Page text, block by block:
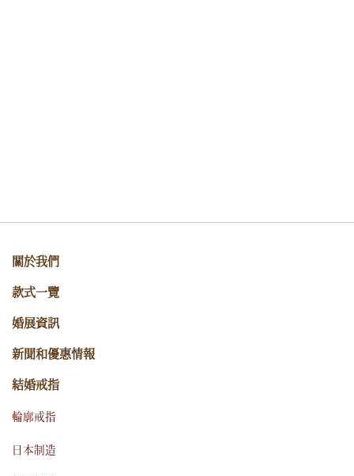
關於我們
款式一覽
婚展資訊
新聞和優惠情報
結婚戒指
輪廓戒指
日本制造